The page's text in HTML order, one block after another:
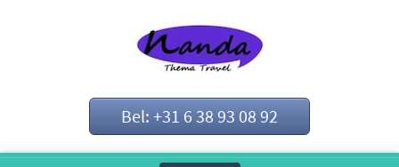
Bel: +31 6 38 93 08 92